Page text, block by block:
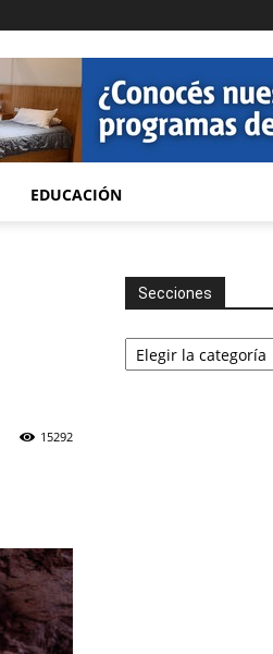
EDUCACIÓN
15292
Secciones
Secciones